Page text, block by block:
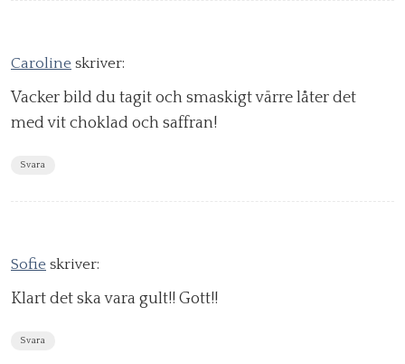
Caroline skriver:
Vacker bild du tagit och smaskigt värre låter det
med vit choklad och saffran!
Svara
Sofie skriver:
Klart det ska vara gult!! Gott!!
Svara